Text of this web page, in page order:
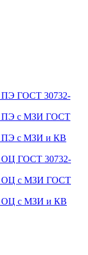
ПЭ ГОСТ 30732-
ПЭ с МЗИ ГОСТ
ПЭ с МЗИ и КВ
ОЦ ГОСТ 30732-
ОЦ с МЗИ ГОСТ
ОЦ с МЗИ и КВ